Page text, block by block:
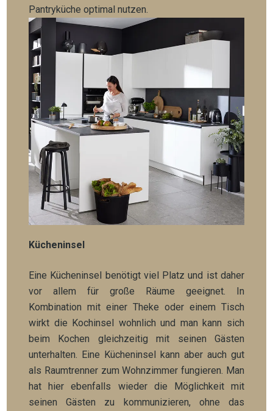
Pantryküche optimal nutzen.
Kücheninsel
Eine Kücheninsel benötigt viel Platz und ist daher
vor allem für große Räume geeignet. In
Kombination mit einer Theke oder einem Tisch
wirkt die Kochinsel wohnlich und man kann sich
beim Kochen gleichzeitig mit seinen Gästen
unterhalten. Eine Kücheninsel kann aber auch gut
als Raumtrenner zum Wohnzimmer fungieren. Man
hat hier ebenfalls wieder die Möglichkeit mit
seinen Gästen zu kommunizieren, ohne das